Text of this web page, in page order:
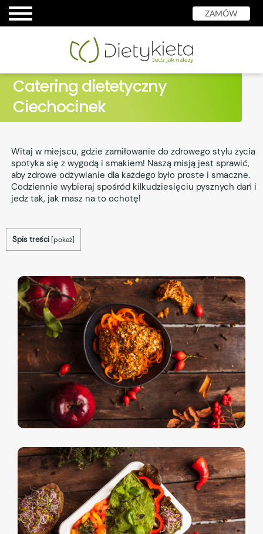
ZAMÓW
Catering dietetyczny
Ciechocinek
Witaj w miejscu, gdzie zamiłowanie do zdrowego stylu życia
spotyka się z wygodą i smakiem! Naszą misją jest sprawić,
aby zdrowe odżywianie dla każdego było proste i smaczne.
Codziennie wybieraj spośród kilkudziesięciu pysznych dań i
jedz tak, jak masz na to ochotę!
Spis treści [pokaż]